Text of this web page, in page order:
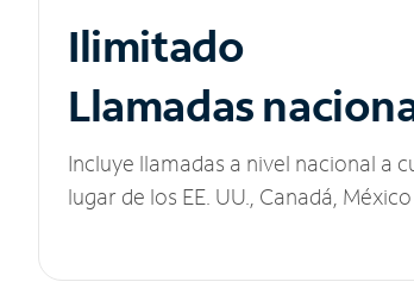
Ilimitado
Llamadas
Incluye llamadas a nivel nacional a
lugar de los EE. UU., Canadá,